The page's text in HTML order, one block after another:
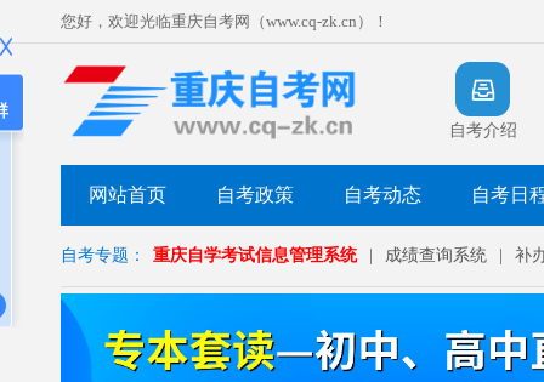
您好，欢迎光临重庆自考网（www.cq-zk.cn）！
自考介绍
网站首页 自考政策 自考动态 自考日
自考专题： 重庆自学考试信息管理系统 成绩查询系统 补